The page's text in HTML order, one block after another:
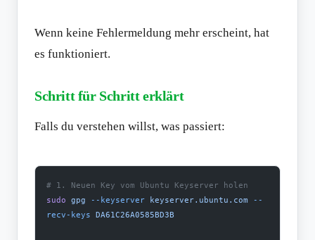
Wenn keine Fehlermeldung mehr erscheint, hat
es funktioniert.
Schritt für Schritt erklärt
Falls du verstehen willst, was passiert:
# 1. Neuen Key vom Ubuntu Keyserver holen
sudo gpg --keyserver keyserver.ubuntu.com --
recv-keys DA61C26A0585BD3B